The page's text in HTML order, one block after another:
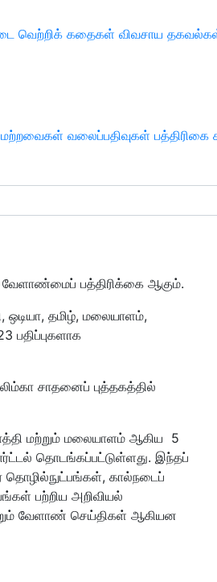
வெற்றிக் கதைகள் விவசாய
மற்றவைகள் வலைப்பதிவுகள் பத்திரிகை
பத்திரிக்கை ஆகும்.
ஒடியா, தமிழ், மலையாளம்,
பதிப்புகளாக
சாதனைப் புத்தகத்தில்
மற்றும் மலையாளம் ஆகிய 5
தொடங்கப்பட்டுள்ளது. இந்தப்
கால்நடைப்
பற்றிய அறிவியல்
வேளாண் செய்திகள் ஆகியன